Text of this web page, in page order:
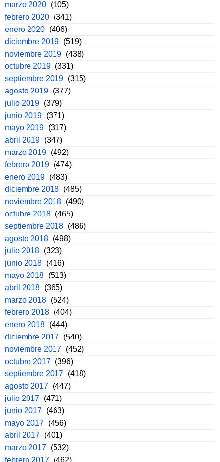
marzo 2020 (105)
febrero 2020 (341)
enero 2020 (406)
diciembre 2019 (519)
noviembre 2019 (438)
octubre 2019 (331)
septiembre 2019 (315)
agosto 2019 (377)
julio 2019 (379)
junio 2019 (371)
mayo 2019 (317)
abril 2019 (347)
marzo 2019 (492)
febrero 2019 (474)
enero 2019 (483)
diciembre 2018 (485)
noviembre 2018 (490)
octubre 2018 (465)
septiembre 2018 (486)
agosto 2018 (498)
julio 2018 (323)
junio 2018 (416)
mayo 2018 (513)
abril 2018 (365)
marzo 2018 (524)
febrero 2018 (404)
enero 2018 (444)
diciembre 2017 (540)
noviembre 2017 (452)
octubre 2017 (396)
septiembre 2017 (418)
agosto 2017 (447)
julio 2017 (471)
junio 2017 (463)
mayo 2017 (456)
abril 2017 (401)
marzo 2017 (532)
febrero 2017 (462)